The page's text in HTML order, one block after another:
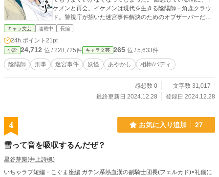
ケメンと再会。イケメンは現代を生きる陰陽師・角鹿クラウ
ド。警視庁が招いた迷宮事件解決のためのオブザーバーだっ
たのだ。 正義感はあるが性格は悪い刑事と大きな弱点を抱え
e.01」は2018年発行同人誌『サクラダツープラトン』を大き
く改稿したものです。「file.02」以降は未公開完全新作で
す。
キャラ文芸 連載中 長編
24h.ポイント 21pt
小説 24,712 位 / 228,725件 キャラ文芸 265 位 / 5,633件
陰陽師 刑事 迷宮事件 妖怪 あやかし 相棒/バディ
感想数 0
文字数 31,017
最終更新日 2024.12.28
登録日 2024.12.28
4 お気に入り追加 27
雪って音を吸収するんだぜ？
星谷芽樂(井上詩楓)
いちゃラブ短編・こぐま座編 ガテン系熱血漢の副騎士団長(フェルカド)×礼儀に